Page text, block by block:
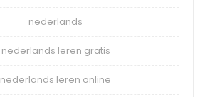
nederlands
nederlands leren gratis
nederlands leren online